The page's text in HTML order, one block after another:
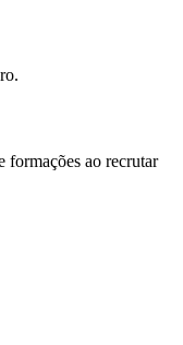
formações ao recrutar